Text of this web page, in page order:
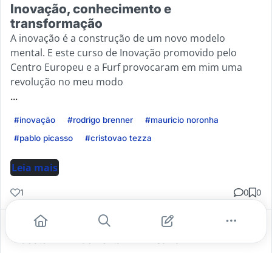
Inovação, conhecimento e
transformação
A inovação é a construção de um novo modelo
mental. E este curso de Inovação promovido pelo
Centro Europeu e a Furf provocaram em mim uma
revolução no meu modo
...
#inovação #rodrigo brenner
#mauricio noronha
#pablo picasso
#cristovao tezza
Leia mais
1 0 0